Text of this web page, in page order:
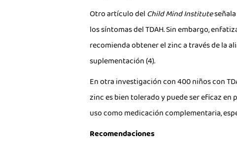
Otro artículo del Child Mind Institute
los síntomas del TDAH. Sin embargo,
recomienda obtener el zinc a través de la
suplementación (4).
En otra investigación con 400 niños con
zinc es bien tolerado y puede ser eficaz en
uso como medicación complementaria,
Recomendaciones